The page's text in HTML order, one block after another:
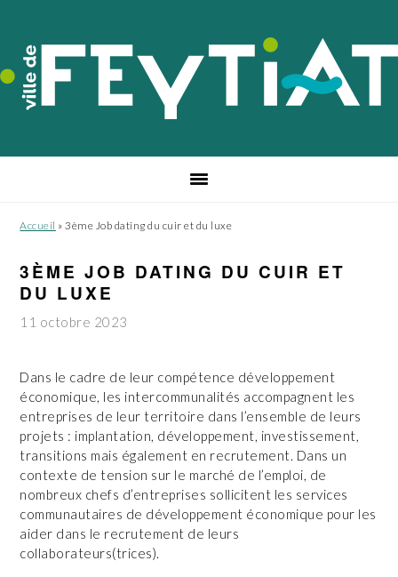
navigation
principale
contenu
principal
pied
de
page
Accueil »3ème Job dating du cuir et du luxe
3ÈME JOB DATING DU CUIR ET
DU LUXE
11 octobre 2023
Dans le cadre de leur compétence développement
économique, les intercommunalités accompagnent les
entreprises de leur territoire dans l’ensemble de leurs
projets : implantation, développement, investissement,
transitions mais également en recrutement. Dans un
contexte de tension sur le marché de l’emploi, de
nombreux chefs d’entreprises sollicitent les services
communautaires de développement économique pour les
aider dans le recrutement de leurs
collaborateurs(trices).